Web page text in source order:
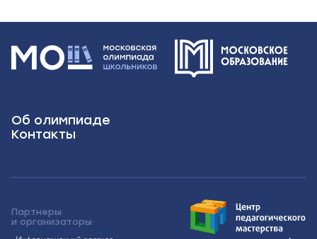
Об олимпиаде
Контакты
Партнеры
и организаторы